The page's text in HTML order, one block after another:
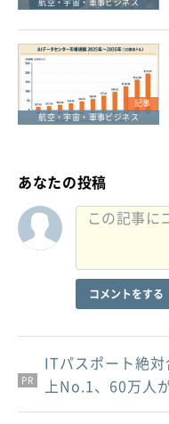
航空・宇宙・軍事ビジネス
記事
航空・宇宙・軍事ビジネス
あなたの投稿
コメントをする
PR
PR
PR
ITパスポート絶
上No.1、60万人